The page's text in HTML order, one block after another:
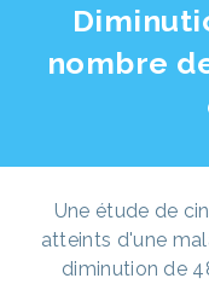
nombre
Une étude de
atteints d'une
diminution de